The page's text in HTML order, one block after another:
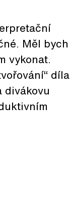
Měl bych
vykonat.
díla
divákovu